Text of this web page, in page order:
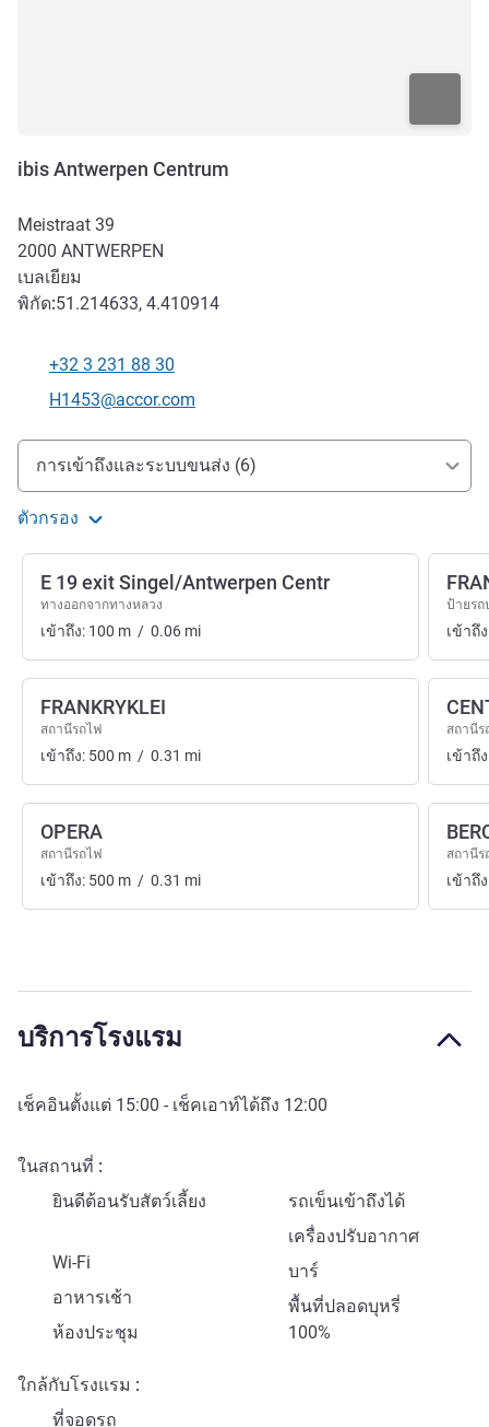
ibis Antwerpen Centrum
Meistraat 39
2000 ANTWERPEN
เบลเยียม
พิกัด:51.214633, 4.410914
โทรศัพท์
+32 3 231 88 30
อีเมลติดต่อ
H1453@accor.com
การเข้าถึงและการเดินทาง
การเข้าถึงและระบบขนส่ง (6)
ตัวกรอง
E 19 exit Singel/Antwerpen Centr
ทางออกจากทางหลวง
เข้าถึง: 100 m / 0.06 mi
FRANKRYKLEI
สถานีรถไฟ
เข้าถึง: 500 m / 0.31 mi
OPERA
สถานีรถไฟ
เข้าถึง: 500 m / 0.31 mi
ป้ายรถ
เข้าถึ
สถานีร
เข้าถึ
สถานีร
เข้าถึ
บริการโรงแรม
เช็คอินตั้งแต่ 15:00 - เช็คเอาท์ได้ถึง 12:00
ในสถานที่
ยินดีต้อนรับสัตว์เลี้ยง
รถเข็นเข้าถึงได้
Wi-Fi
เครื่องปรับอากาศ
อาหารเช้า
บาร์
ห้องประชุม
พื้นที่ปลอดบุหรี่
100%
ใกล้กับโรงแรม
ที่จอดรถ